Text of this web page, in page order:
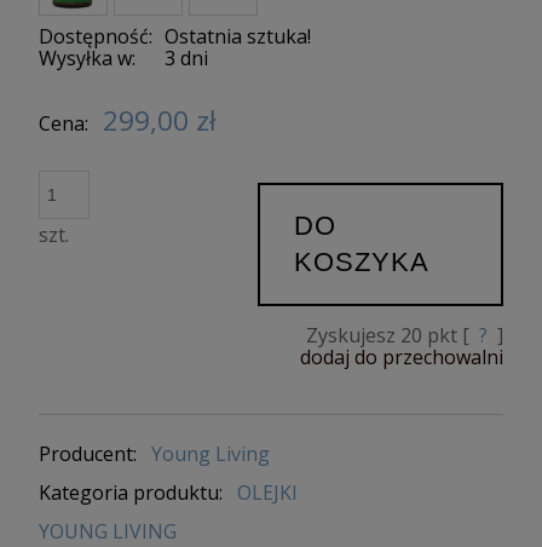
Dostępność: Ostatnia sztuka!
Wysyłka w:
3 dni
Cena: 299,00 zł
szt.
DO
KOSZYKA
Zyskujesz 20 pkt [ ? ]
dodaj do przechowalni
Producent: Young Living
Kategoria produktu:
OLEJKI
YOUNG LIVING